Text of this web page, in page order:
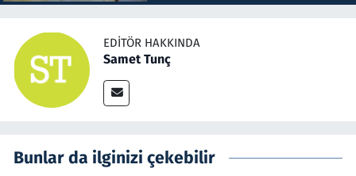
EDITÖR HAKKINDA
Samet Tunç
Bunlar da ilginizi çekebilir